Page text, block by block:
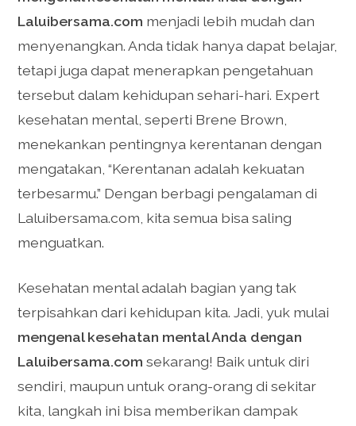
Laluibersama.com menjadi lebih mudah dan
menyenangkan. Anda tidak hanya dapat belajar,
tetapi juga dapat menerapkan pengetahuan
tersebut dalam kehidupan sehari-hari. Expert
kesehatan mental, seperti Brene Brown,
menekankan pentingnya kerentanan dengan
mengatakan, “Kerentanan adalah kekuatan
terbesarmu.” Dengan berbagi pengalaman di
Laluibersama.com, kita semua bisa saling
menguatkan.
Kesehatan mental adalah bagian yang tak
terpisahkan dari kehidupan kita. Jadi, yuk mulai
mengenal kesehatan mental Anda dengan
Laluibersama.com sekarang! Baik untuk diri
sendiri, maupun untuk orang-orang di sekitar
kita, langkah ini bisa memberikan dampak